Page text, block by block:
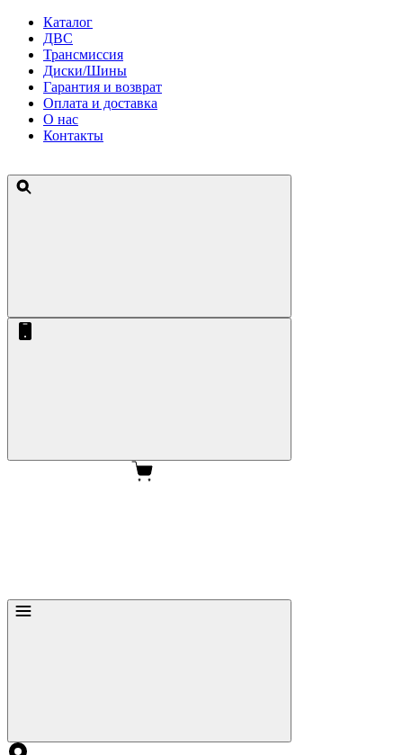
Каталог
ДВС
Трансмиссия
Диски/Шины
Гарантия и возврат
Оплата и доставка
О нас
Контакты